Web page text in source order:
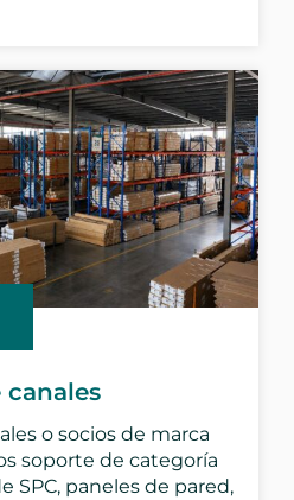
canales
o socios de marca
soporte de categoría
SPC, paneles de pared,